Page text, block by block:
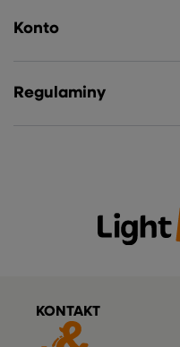
Konto
Regulaminy
KONTAKT